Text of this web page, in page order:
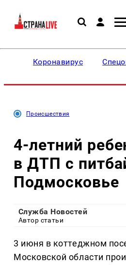
Коронавирус
Происшествия
4-летний
в ДТП с
Подмосковье
Служба Новостей
Автор статьи
3 июня в коттеджном
Московской области